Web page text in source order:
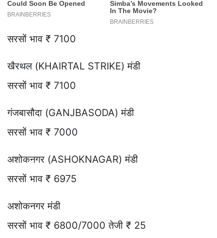
सरसों भाव ₹ 7100
खैरथल (KHAIRTAL STRIKE) मंडी
सरसों भाव ₹ 7100
गंजबासौदा (GANJBASODA) मंडी
सरसों भाव ₹ 7000
अशोकनगर (ASHOKNAGAR) मंडी
सरसों भाव ₹ 6975
अशोकनगर मंडी
सरसों भाव ₹ 6800/7000 तेजी ₹ 25